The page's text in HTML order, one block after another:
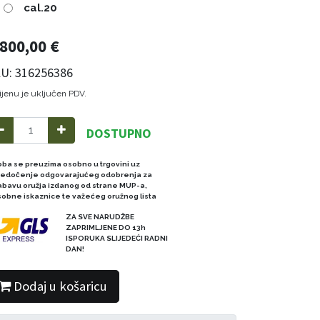
cal.20
€
316256386
je uključen PDV.
DOSTUPNO
se preuzima osobno u trgovini uz
odgovarajućeg odobrenja za
oružja izdanog od strane MUP-a,
iskaznice te važećeg oružnog lista
ZA SVE NARUDŽBE
ZAPRIMLJENE DO 13h
ISPORUKA SLIJEDEĆI RADNI
DAN!
Dodaj u košaricu